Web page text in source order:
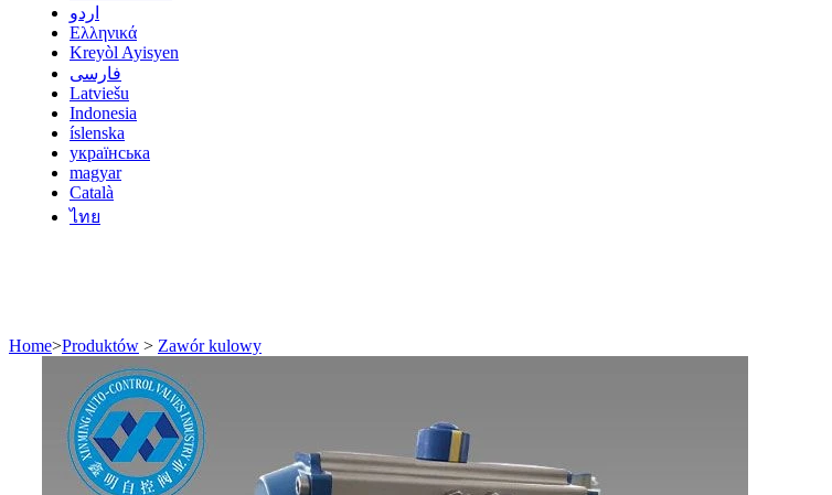
اردو
Ελληνικά
Kreyòl Ayisyen
فارسی
Latviešu
Indonesia
íslenska
українська
magyar
Català
ไทย
Home>Produktów > Zawór kulowy